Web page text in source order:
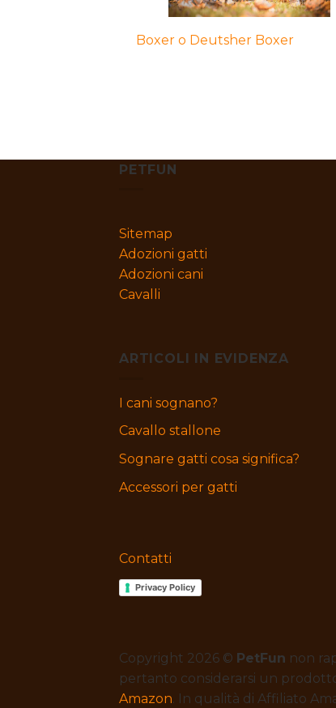
Boxer o Deutsher Boxer
PETFUN
Sitemap
Adozioni gatti
Adozioni cani
Cavalli
ARTICOLI IN EVIDENZA
I cani sognano?
Cavallo stallone
Sognare gatti cosa significa?
Accessori per gatti
Contatti
Privacy Policy
Copyright 2026 © PetFun non
pertanto considerarsi un
Amazon. In qualità di Affiliato